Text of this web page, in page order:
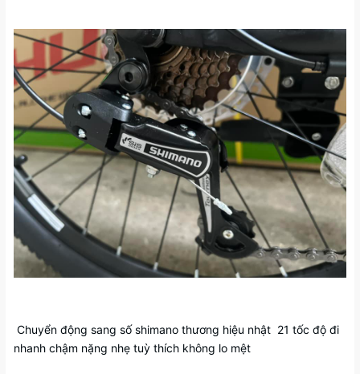
Chuyển động sang số shimano thương hiệu nhật 21 tốc độ đi
nhanh chậm nặng nhẹ tuỳ thích không lo mệt